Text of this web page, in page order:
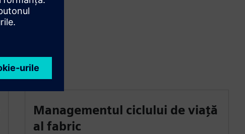
Managementul ciclului de viață
al fabric